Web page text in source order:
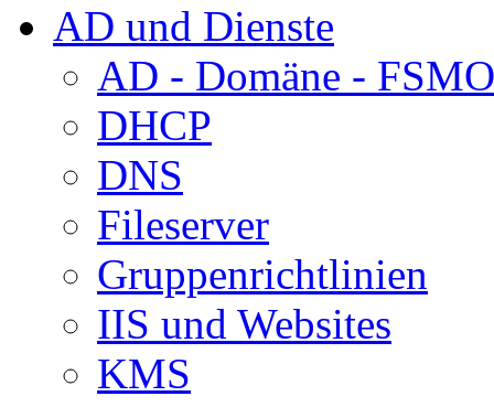
AD und Dienste
AD - Domäne - FSMO
DHCP
DNS
Fileserver
Gruppenrichtlinien
IIS und Websites
KMS